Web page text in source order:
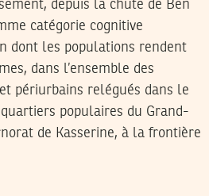
depuis la chute de Ben
catégorie cognitive
dont les populations rendent
dans l’ensemble des
périurbains relégués dans le
quartiers populaires du Grand-
de Kasserine, à la frontière